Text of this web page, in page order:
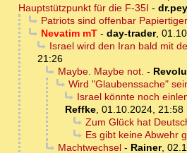
Hauptstützpunkt für die F-35I -
Patriots sind offenbar
Nevatim mT- day-trader,
Israel wird den Iran bald mit
21:26
Maybe. Maybe not. -
Wird "Glaubenssache"
Israel könnte noch
Reffke, 01.10.2024, 21:58
Zum Glück hat
Es gibt keine Abwehr
Machtwechsel- Rainer,